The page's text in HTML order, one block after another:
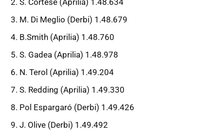
S. Cortese (Aprilia) 1.48.634
M. Di Meglio (Derbi) 1.48.679
B.Smith (Aprilia) 1.48.760
S. Gadea (Aprilia) 1.48.978
N. Terol (Aprilia) 1.49.204
S. Redding (Aprilia) 1.49.330
Pol Espargaró (Derbi) 1.49.426
J. Olive (Derbi) 1.49.492